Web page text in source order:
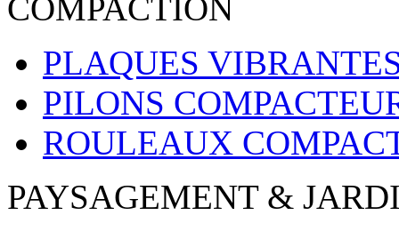
COMPACTION
PLAQUES
PILONS
ROULEAUX
PAYSAGEMENT &